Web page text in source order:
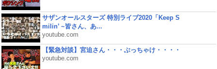
サザンオールスターズ 特別ライブ2020「Keep S
milin’ ~皆さん、あ...
youtube.com
【緊急対談】宮迫さん・・・ぶっちゃけ・・・・
youtube.com